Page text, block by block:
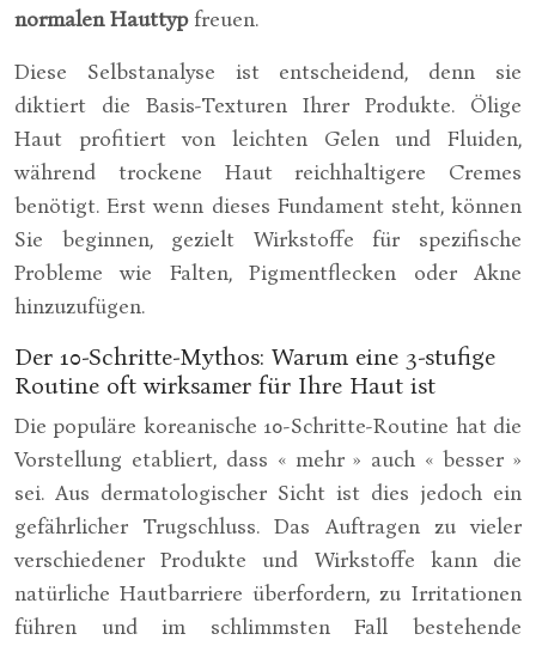
normalen Hauttypfreuen.
Diese Selbstanalyse ist entscheidend, denn sie
diktiert die Basis-Texturen Ihrer Produkte. Ölige
Haut profitiert von leichten Gelen und Fluiden,
während trockene Haut reichhaltigere Cremes
benötigt. Erst wenn dieses Fundament steht, können
Sie beginnen, gezielt Wirkstoffe für spezifische
Probleme wie Falten, Pigmentflecken oder Akne
hinzuzufügen.
Der 10-Schritte-Mythos: Warum eine 3-stufige
Routine oft wirksamer für Ihre Haut ist
Die populäre koreanische 10-Schritte-Routine hat die
Vorstellung etabliert, dass « mehr » auch « besser »
sei. Aus dermatologischer Sicht ist dies jedoch ein
gefährlicher Trugschluss. Das Auftragen zu vieler
verschiedener Produkte und Wirkstoffe kann die
natürliche Hautbarriere überfordern, zu Irritationen
führen und im schlimmsten Fall bestehende